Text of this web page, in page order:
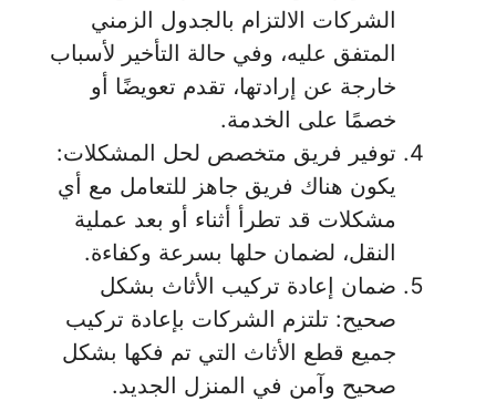
الشركات الالتزام بالجدول الزمني
المتفق عليه، وفي حالة التأخير لأسباب
خارجة عن إرادتها، تقدم تعويضًا أو
خصمًا على الخدمة.
توفير فريق متخصص لحل المشكلات:
يكون هناك فريق جاهز للتعامل مع أي
مشكلات قد تطرأ أثناء أو بعد عملية
النقل، لضمان حلها بسرعة وكفاءة.
ضمان إعادة تركيب الأثاث بشكل
صحيح: تلتزم الشركات بإعادة تركيب
جميع قطع الأثاث التي تم فكها بشكل
صحيح وآمن في المنزل الجديد.